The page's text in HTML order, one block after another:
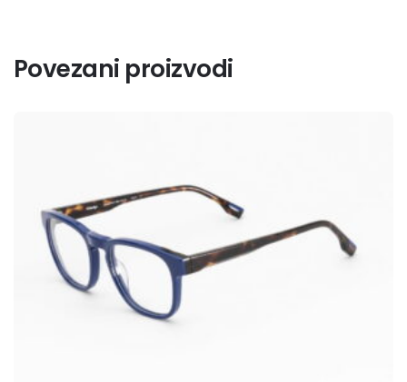
Povezani proizvodi